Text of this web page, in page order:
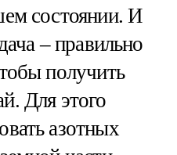
состоянии. И
– правильно
получить
Для этого
азотных